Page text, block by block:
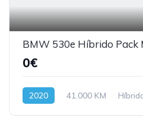
BMW 530e Híbrido Pack
0€
2020 41.000 KM